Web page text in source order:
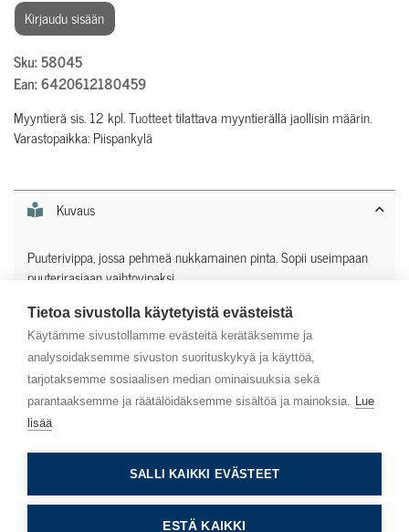
Tietoa sivustolla käytetyistä evästeistä
Käytämme sivustollamme evästeitä kerätäksemme ja
analysoidaksemme sivuston suorituskykyä ja käyttöä,
tarjotaksemme sosiaalisen median ominaisuuksia sekä
parantaaksemme ja räätälöidäksemme sisältöä ja mainoksia. Lue
lisää
SALLI KAIKKI EVÄSTEET
ESTÄ KAIKKI
Kirjaudu sisään
Sku: 58045
Ean: 6420612180459
Myyntierä sis. 12 kpl. Tuotteet tilattava myyntierällä jaollisin määrin.
Varastopaikka: Piispankylä
Kuvaus
Puuterivippa, jossa pehmeä nukkamainen pinta. Sopii useimpaan
puuterirasiaan vaihtovipaksi.
Lisätiedot